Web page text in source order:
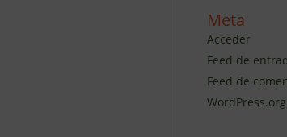
Meta
Acceder
Feed de
Feed de
WordPress.org